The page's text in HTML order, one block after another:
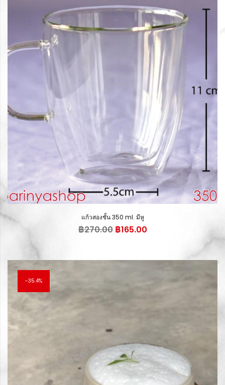
แก้วสองชั้น 350 ml. มีหู
฿270.00 Original
฿270.00.
฿165.00Current
฿165.00.
35.4%